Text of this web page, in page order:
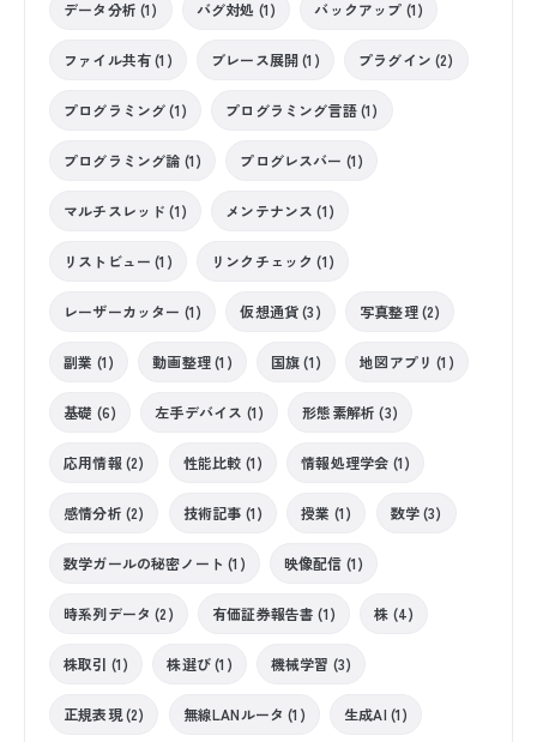
データ分析 (1) バグ対処 (1) バックアップ (1)
ファイル共有 (1) ブレース展開 (1) プラグイン (2)
プログラミング (1) プログラミング言語 (1)
プログラミング論 (1) プログレスバー (1)
マルチスレッド (1) メンテナンス (1)
リストビュー (1) リンクチェック (1)
レーザーカッター (1) 仮想通貨 (3) 写真整理 (2)
副業 (1) 動画整理 (1) 国旗 (1) 地図アプリ (1)
基礎 (6) 左手デバイス (1) 形態素解析 (3)
応用情報 (2) 性能比較 (1) 情報処理学会 (1)
感情分析 (2) 技術記事 (1) 授業 (1) 数学 (3)
数学ガールの秘密ノート (1) 映像配信 (1)
時系列データ (2) 有価証券報告書 (1) 株 (4)
株取引 (1) 株選び (1) 機械学習 (3)
正規表現 (2) 無線LANルータ (1) 生成AI (1)